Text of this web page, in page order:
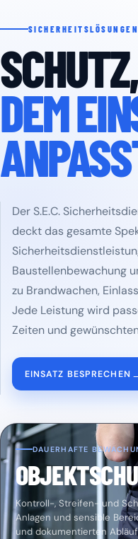
DEM
Der S.E.C.
deckt das gesamte
Baustellenbewachung
zu Brandwachen,
Jede Leistung wird
Zeiten und
EINSATZ BESPRECHEN
DAUERHAFTE
Kontroll-, Streifen- und
Anlagen und sensible
und dokumentierten